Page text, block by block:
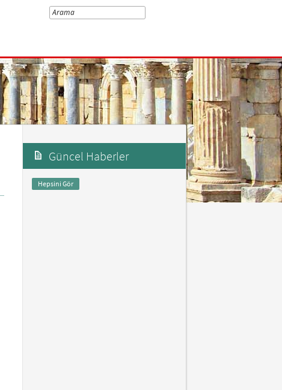
Güncel Haberler
Hepsini Gör